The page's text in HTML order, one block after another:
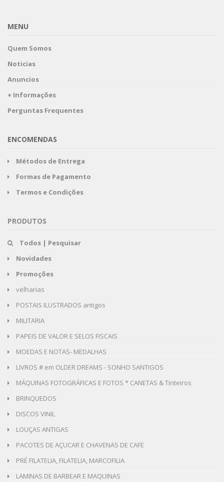
MENU
Quem Somos
Noticias
Anuncios
+ Informações
Perguntas Frequentes
ENCOMENDAS
Métodos de Entrega
Formas de Pagamento
Termos e Condições
PRODUTOS
Todos | Pesquisar
Novidades
Promoções
velharias
POSTAIS ILUSTRADOS antigos
MILITARIA
PAPEIS DE VALOR E SELOS FISCAIS
MOEDAS E NOTAS- MEDALHAS
LIVROS # em OLDER DREAMS - SONHO SANTIGOS
MÁQUINAS FOTOGRÁFICAS E FOTOS * CANETAS & Tinteiros
BRINQUEDOS
DISCOS VINIL
LOUÇAS ANTIGAS
PACOTES DE AÇUCAR E CHAVENAS DE CAFE
PRÉ FILATELIA, FILATELIA, MARCOFILIA
LAMINAS DE BARBEAR E MAQUINAS